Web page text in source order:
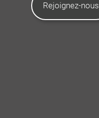
Rejoignez-nous